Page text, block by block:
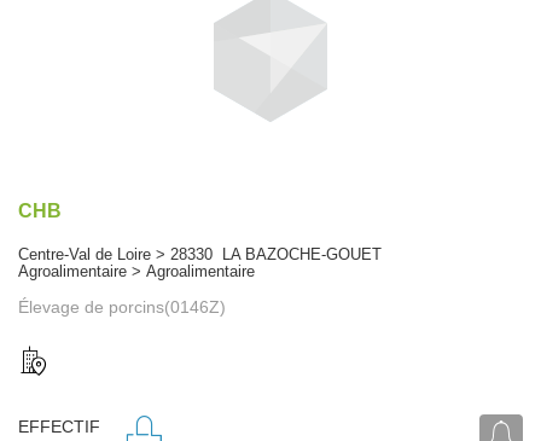
CHB
Centre-Val de Loire > 28330 LA BAZOCHE-GOUET
Agroalimentaire > Agroalimentaire
Élevage de porcins(0146Z)
EFFECTIF